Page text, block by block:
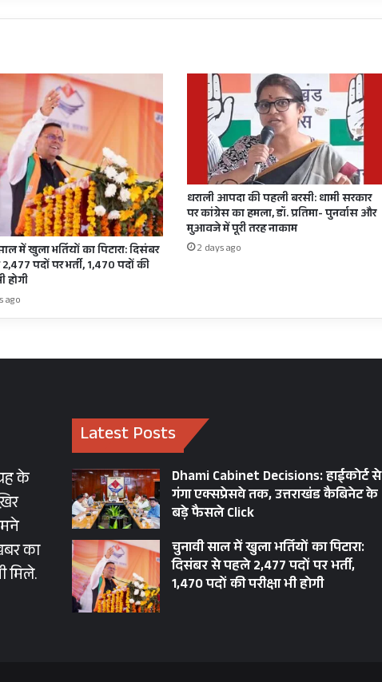
किया
को
हुंकार
रैली
का
आह्वान,
सूबे
की
बेलगाम
नौकरशाही
के
जायज
माँगों
को
व
उठाने
की
साज़िश
से
आक्रोश
में खुला भर्तियों का पिटारा: दिसंबर
पदों पर भर्ती, 1,470 पदों की
होगी
ago
धराली आपदा की पहली बरसी: धामी सरकार
पर कांग्रेस का हमला, डॉ. प्रतिमा- पुनर्वास और
मुआवजे में पूरी तरह नाकाम
2 days ago
के
का
मिले.
Latest Posts
Dhami Cabinet Decisions: हाईकोर्ट से
गंगा एक्सप्रेसवे तक, उत्तराखंड कैबिनेट के
बड़े फैसले Click
चुनावी साल में खुला भर्तियों का पिटारा:
दिसंबर से पहले 2,477 पदों पर भर्ती,
1,470 पदों की परीक्षा भी होगी